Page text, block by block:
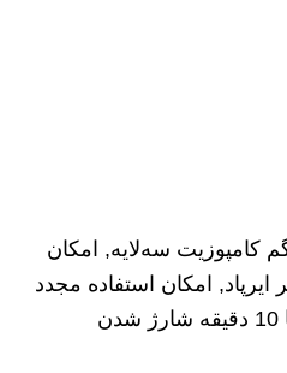
کامپوزیت سه‌لایه, امکان
ایرپاد, امکان استفاده مجدد